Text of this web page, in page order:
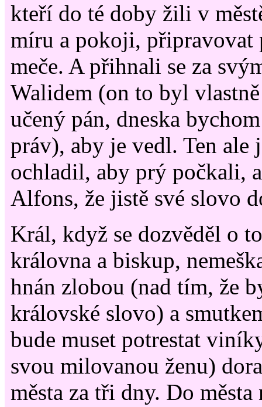
kteří do té doby žili v
míru a pokoji, připravovat
meče. A přihnali se za
Walidem (on to byl
učený pán, dneska
práv), aby je vedl. Ten
ochladil, aby prý počkali,
Alfons, že jistě své slovo
Král, když se dozvěděl o
královna a biskup,
hnán zlobou (nad tím, že
královské slovo) a
bude muset potrestat
svou milovanou ženu)
města za tři dny. Do